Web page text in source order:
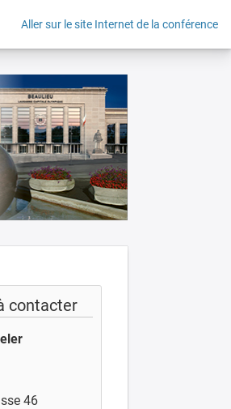
Aller sur le site Internet de la conférence
contacter
46